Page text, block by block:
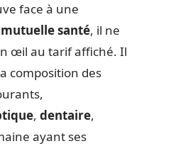
face à une
santé, il ne
œil au tarif affiché. Il
composition des
, dentaire,
ayant ses